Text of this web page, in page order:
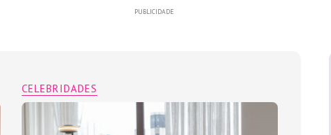
PUBLICIDADE
CELEBRIDADES